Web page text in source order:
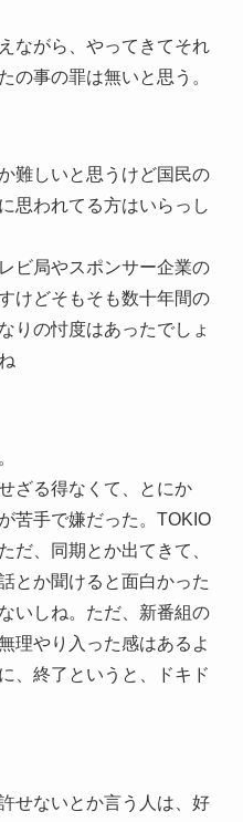
ながら、やってきてそれ
の事の罪は無いと思う。
難しいと思うけど国民の
思われてる方はいらっし
ビ局やスポンサー企業の
けどそもそも数十年間の
りの忖度はあったでしょ
ざる得なくて、とにか
苦手で嫌だった。TOKIO
だ、同期とか出てきて、
とか聞けると面白かった
いしね。ただ、新番組の
理やり入った感はあるよ
、終了というと、ドキド
せないとか言う人は、好